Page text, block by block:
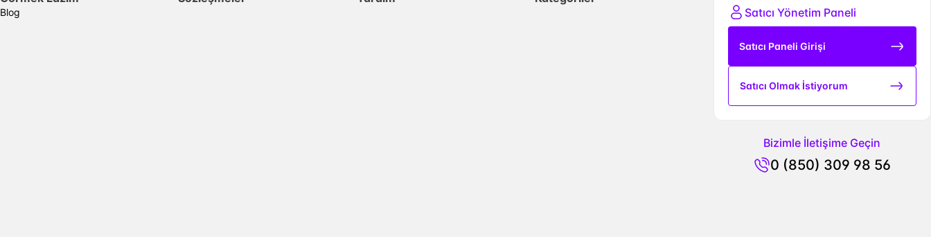
Blog
Satıcı Yönetim Paneli
Satıcı Paneli Girişi
Satıcı Olmak İstiyorum
Bizimle İletişime Geçin
0 (850) 309 98 56